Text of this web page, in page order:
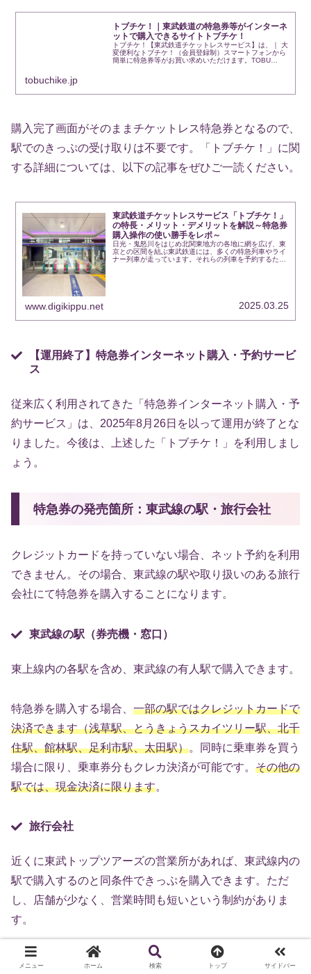
トブチケ！｜東武鉄道の特急券等がインターネ
ットで購入できるサイトトブチケ！
トブチケ！【東武鉄道チケットレスサービス】は、｜ 大
変便利なトブチケ！（会員登録制）スマートフォンから
簡単に特急券等がお買い求めいただけます。TOBU
tobuchike.jp
購入完了画面がそのままチケットレス特急券となるので、
駅でのきっぷの受け取りは不要です。「トブチケ！」に関
する詳細については、以下の記事をぜひご一読ください。
東武鉄道チケットレスサービス「トブチケ！」
の特長・メリット・デメリットを解説～特急券
購入操作の使い勝手をレポ～
日光・鬼怒川をはじめ北関東地方の各地に網を広げ、東
京との区間を結ぶ東武鉄道には、多くの特急列車やライ
ナー列車が走っています。それらの列車を予約するため
www.digikippu.net 2025.03.25
【運用終了】特急券インターネット購入・予約サービ
ス
従来広く利用されてきた「特急券インターネット購入・予
約サービス」は、2025年8月26日を以って運用が終了とな
りました。今後は、上述した「トブチケ！」を利用しまし
ょう。
特急券の発売箇所：東武線の駅・旅行会社
クレジットカードを持っていない場合、ネット予約を利用
できません。その場合、東武線の駅や取り扱いのある旅行
会社にて特急券を購入することになります。
東武線の駅（券売機・窓口）
東上線内の各駅を含め、東武線の有人駅で購入できます。
特急券を購入する場合、 一部の駅ではクレジットカードで
決済できます（浅草駅、とうきょうスカイツリー駅、北千
住駅、館林駅、足利市駅、太田駅）。同時に乗車券を買う
場合に限り、乗車券分もクレカ決済が可能です。 その他の
駅では、現金決済に限ります。
旅行会社
近くに東武トップツアーズの営業所があれば、東武線内の
駅で購入するのと同条件できっぷを購入できます。ただ
し、店舗が少なく、営業時間も短いという制約がありま
す。
その他の大手旅行会社でも取り扱っている場合があります
メニュー ホーム 検索 トップ サイドバー